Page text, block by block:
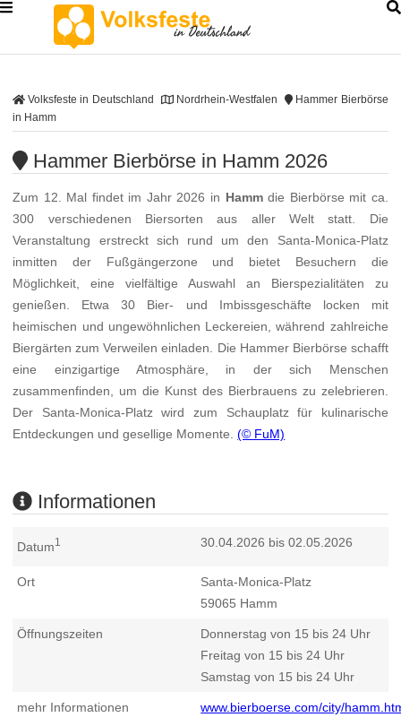
Volksfeste in Deutschland Nordrhein-Westfalen
Hammer Bierbörse
in Hamm
Hammer Bierbörse in Hamm 2026
Zum 12. Mal findet im Jahr 2026 in Hammdie Bierbörse mit ca.
300 verschiedenen Biersorten aus aller Welt statt. Die
Veranstaltung erstreckt sich rund um den Santa-Monica-Platz
inmitten der Fußgängerzone und bietet Besuchern die
Möglichkeit, eine vielfältige Auswahl an Bierspezialitäten zu
genießen. Etwa 30 Bier- und Imbissgeschäfte locken mit
heimischen und ungewöhnlichen Leckereien, während zahlreiche
Biergärten zum Verweilen einladen. Die Hammer Bierbörse schafft
eine einzigartige Atmosphäre, in der sich Menschen
zusammenfinden, um die Kunst des Bierbrauens zu zelebrieren.
Der Santa-Monica-Platz wird zum Schauplatz für kulinarische
Entdeckungen und gesellige Momente.(© FuM)
Informationen
Datum1 30.04.2026 bis 02.05.2026
Ort
Santa-Monica-Platz
59065 Hamm
Öffnungszeiten
Donnerstag von 15 bis 24 Uhr
Freitag von 15 bis 24 Uhr
Samstag von 15 bis 24 Uhr
mehr Informationen www.bierboerse.com/city/